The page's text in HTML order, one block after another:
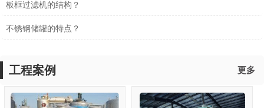
板框过滤机的结构？
不锈钢储罐的特点？
工程案例 更多